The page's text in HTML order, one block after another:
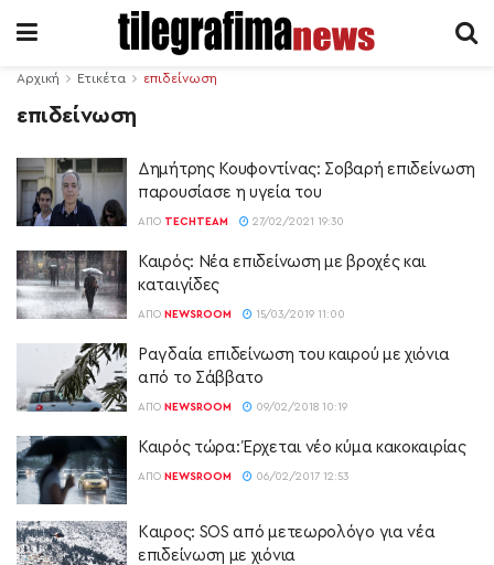
Αρχική Ετικέτα επιδείνωση
επιδείνωση
Δημήτρης Κουφοντίνας: Σοβαρή επιδείνωση
παρουσίασε η υγεία του
ΑΠΌ TECHTEAM 27/02/2021 19:30
Καιρός: Νέα επιδείνωση με βροχές και
καταιγίδες
ΑΠΌ NEWSROOM 15/03/2019 11:00
Ραγδαία επιδείνωση του καιρού με χιόνια
από το Σάββατο
ΑΠΌ NEWSROOM 09/02/2018 10:19
Καιρός τώρα: Έρχεται νέο κύμα κακοκαιρίας
ΑΠΌ NEWSROOM 06/02/2017 12:53
Kαιρος: SOS από μετεωρολόγο για νέα
επιδείνωση με χιόνια